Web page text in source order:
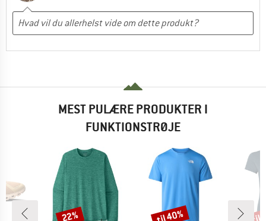
MEST PULÆRE PRODUKTER I
FUNKTIONSTRØJE
Rabat
22% Rabat
til 40% til